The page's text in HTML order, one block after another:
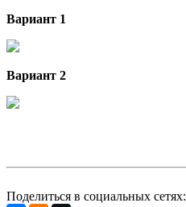
Вариант 1
Вариант 2
Поделиться в социальных сетях: